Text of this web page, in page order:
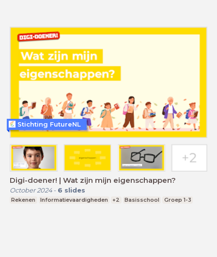
Digi-doener! | Wat zijn mijn eigenschappen?
October 2024- 6 slides
Rekenen Informatievaardigheden +2 Basisschool Groep 1-3
Stichting FutureNL